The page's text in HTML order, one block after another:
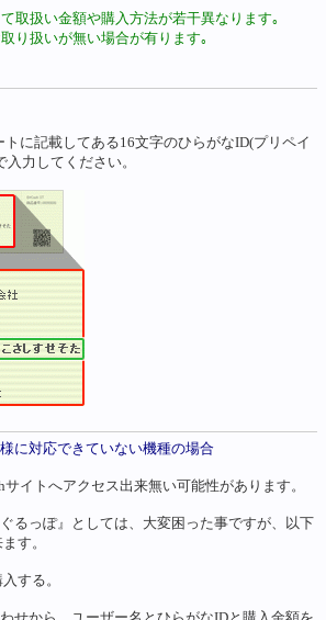
取扱い金額や購入方法が若干異なります｡
り扱いが無い場合が有ります｡
に記載してある16文字のひらがなID(プリペイ
入力してください。
に対応できていない機種の場合
イトへアクセス出来無い可能性があります。
るっぽ』としては、大変困った事ですが、以下
す。
する。